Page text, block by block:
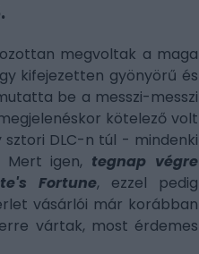
megvoltak a maga
kifejezetten gyönyörű és
be a messzi-messzi
kötelező volt
DLC-n túl - mindenki
Mert igen, tegnap végre
Fortune, ezzel pedig
vásárlói már korábban
vártak, most érdemes